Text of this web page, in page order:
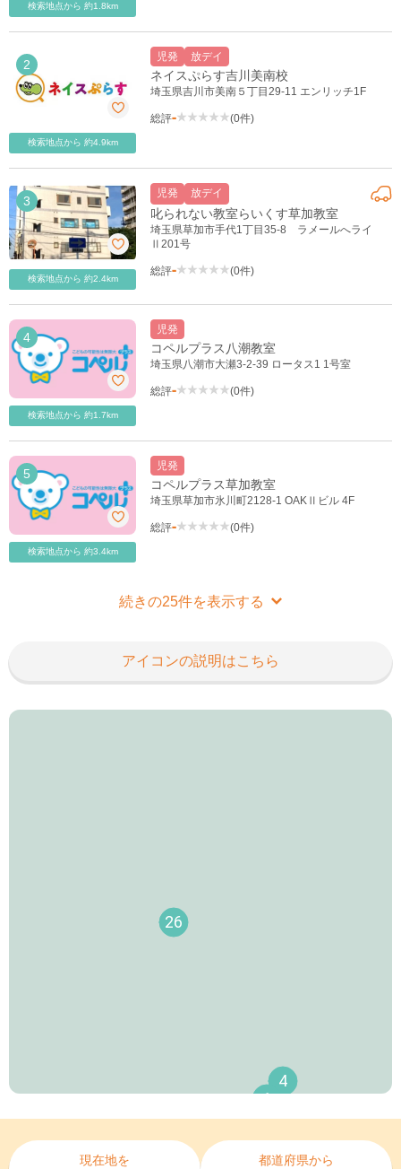
アイコンの説明はこちら
1
4
26
検索地点から 約1.8km
2
検索地点から 約4.9km
児発 放デイ
ネイスぷらす吉川美南校
埼玉県吉川市美南５丁目29-11 エンリッチ1F
総評- (0件)
3
検索地点から 約2.4km
児発 放デイ
叱られない教室らいくす草加教室
埼玉県草加市手代1丁目35-8 ラメールへライ
Ⅱ201号
総評- (0件)
4
検索地点から 約1.7km
児発
コペルプラス八潮教室
埼玉県八潮市大瀬3-2-39 ロータス1 1号室
総評- (0件)
5
検索地点から 約3.4km
児発
コペルプラス草加教室
埼玉県草加市氷川町2128-1 OAKⅡビル 4F
総評- (0件)
続きの25件を表示する
現在地を
都道府県から